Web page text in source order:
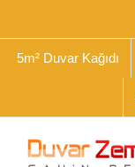
5m² Duvar Kağıdı